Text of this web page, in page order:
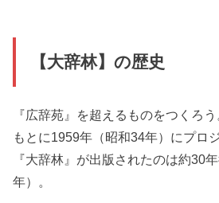
【大辞林】の歴史
『広辞苑』を超えるものをつくろ
もとに1959年（昭和34年）にプロ
『大辞林』が出版されたのは約30
年）。